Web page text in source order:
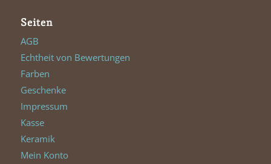
Seiten
AGB
Echtheit von Bewertungen
Farben
Geschenke
Impressum
Kasse
Keramik
Mein Konto